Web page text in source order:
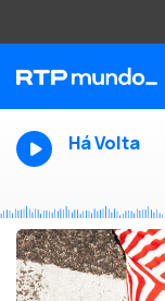
Há Volta